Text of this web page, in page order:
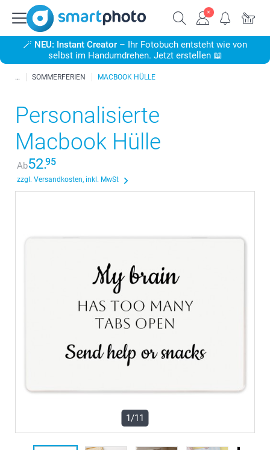
🪄 NEU: Instant Creator – Ihr Fotobuch entsteht wie von
selbst im Handumdrehen. Jetzt erstellen 📖
SOMMERFERIEN MACBOOK HÜLLE
Personalisierte
Macbook Hülle
Ab52.95
zzgl. Versandkosten, inkl. MwSt
1/11